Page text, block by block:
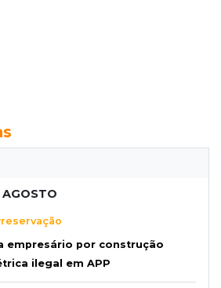
empresário por construção
ilegal em APP